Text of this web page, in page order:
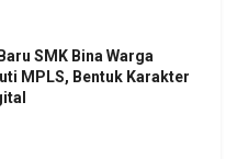
SMK Bina Warga
MPLS, Bentuk Karakter